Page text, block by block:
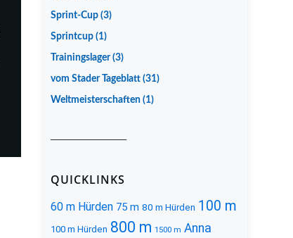
Sprint-Cup (3)
Sprintcup (1)
Trainingslager(3)
vom Stader Tageblatt (31)
Weltmeisterschaften (1)
QUICKLINKS
60 m Hürden 75 m 80 m Hürden 100 m
100 m Hürden 800 m 1500 m Anna